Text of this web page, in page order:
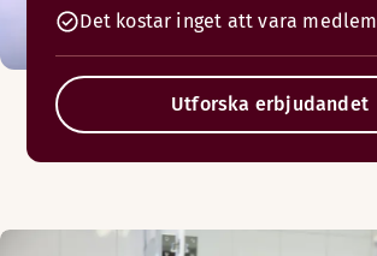
Det kostar inget att vara medlem
Utforska erbjudandet